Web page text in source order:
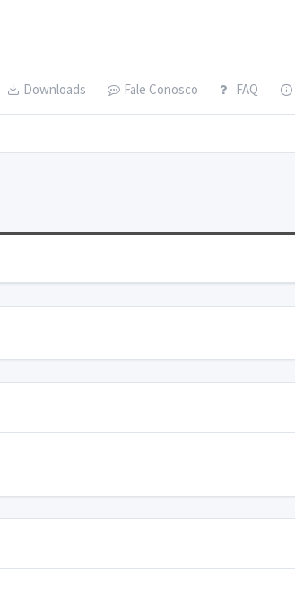
Downloads Fale Conosco FAQ